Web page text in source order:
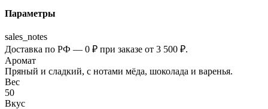
Параметры
sales_notes
Доставка по РФ — 0 ₽ при заказе от 3 500 ₽.
Аромат
Пряный и сладкий, с нотами мёда, шоколада и варенья.
Вес
50
Вкус